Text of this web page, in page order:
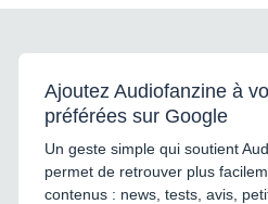
Ajoutez Audiofanzine à
préférées sur Google
Un geste simple qui soutient
permet de retrouver plus
contenus : news, tests, avis,